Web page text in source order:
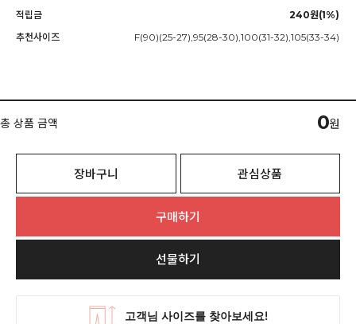
적립금
240원(1%)
추천사이즈
F(90)(25-27),95(28-30),100(31-32),105(33-34)
총 상품 금액 0원
장바구니 관심상품
구매하기
선물하기